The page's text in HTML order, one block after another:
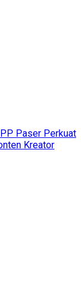
Paser Perkuat
Kreator